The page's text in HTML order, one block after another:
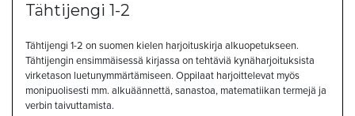
Tähtijengi 1-2
Tähtijengi 1-2 on suomen kielen harjoituskirja alkuopetukseen.
Tähtijengin ensimmäisessä kirjassa on tehtäviä kynäharjoituksista
virketason luetunymmärtämiseen. Oppilaat harjoittelevat myös
monipuolisesti mm. alkuäännettä, sanastoa, matematiikan termejä ja
verbin taivuttamista.